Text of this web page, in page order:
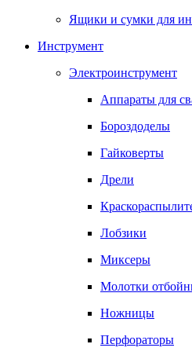
Ящики и сумки для
Инструмент
Электроинструмент
Аппараты для
Бороздоделы
Гайковерты
Дрели
Лобзики
Миксеры
Молотки
Ножницы
Перфораторы